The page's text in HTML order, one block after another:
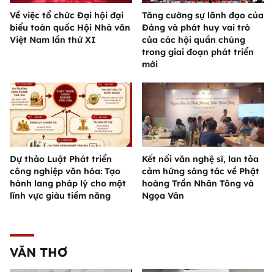
Về việc tổ chức Đại hội đại
biểu toàn quốc Hội Nhà văn
Việt Nam lần thứ XI
Tăng cường sự lãnh đạo của
Đảng và phát huy vai trò
của các hội quần chúng
trong giai đoạn phát triển
mới
Dự thảo Luật Phát triển
công nghiệp văn hóa: Tạo
hành lang pháp lý cho một
lĩnh vực giàu tiềm năng
Kết nối văn nghệ sĩ, lan tỏa
cảm hứng sáng tác về Phật
hoàng Trần Nhân Tông và
Ngọa Vân
VĂN THƠ